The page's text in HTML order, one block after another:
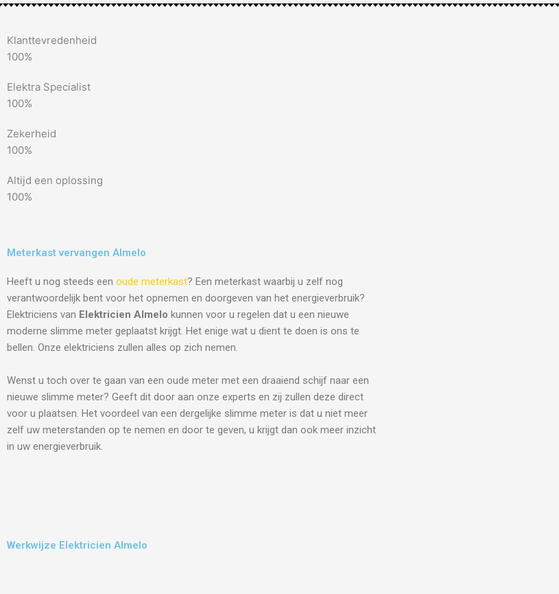
Klanttevredenheid
100%
Elektra Specialist
100%
Zekerheid
100%
Altijd een oplossing
100%
Meterkast vervangen Almelo
Heeft u nog steeds een oude meterkast? Een meterkast waarbij u zelf nog
verantwoordelijk bent voor het opnemen en doorgeven van het energieverbruik?
Elektriciens van Elektricien Almelo kunnen voor u regelen dat u een nieuwe
moderne slimme meter geplaatst krijgt. Het enige wat u dient te doen is ons te
bellen. Onze elektriciens zullen alles op zich nemen.
Wenst u toch over te gaan van een oude meter met een draaiend schijf naar een
nieuwe slimme meter? Geeft dit door aan onze experts en zij zullen deze direct
voor u plaatsen. Het voordeel van een dergelijke slimme meter is dat u niet meer
zelf uw meterstanden op te nemen en door te geven, u krijgt dan ook meer inzicht
in uw energieverbruik.
Werkwijze Elektricien Almelo